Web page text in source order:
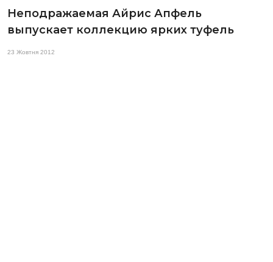
Неподражаемая Айрис Апфель
выпускает коллекцию ярких туфель
23 Жовтня 2012